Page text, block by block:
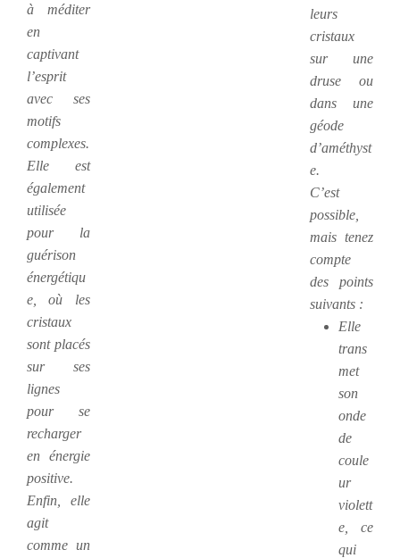
à méditer
en
captivant
l’esprit
avec ses
motifs
complexes.
Elle est
également
utilisée
pour la
guérison
énergétiqu
e, où les
cristaux
sont placés
sur ses
lignes
pour se
recharger
en énergie
positive.
Enfin, elle
agit
comme un
leurs
cristaux
sur une
druse ou
dans une
géode
d’améthyst
e.
C’est
possible,
mais tenez
compte
des points
suivants :
Elle
trans
met
son
onde
de
coule
ur
violett
e, ce
qui